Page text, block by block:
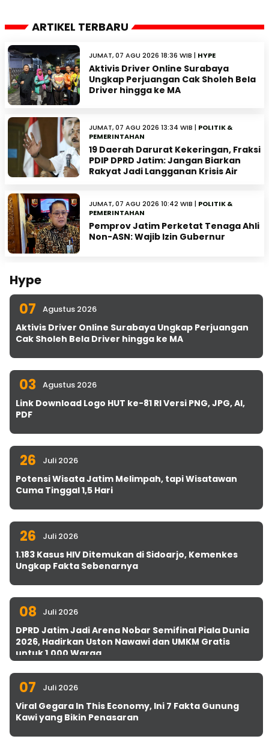
ARTIKEL TERBARU
JUMAT, 07 AGU 2026 18:36 WIB | HYPE
Aktivis Driver Online Surabaya
Ungkap Perjuangan Cak Sholeh Bela
Driver hingga ke MA
JUMAT, 07 AGU 2026 13:34 WIB | POLITIK &
PEMERINTAHAN
19 Daerah Darurat Kekeringan, Fraksi
PDIP DPRD Jatim: Jangan Biarkan
Rakyat Jadi Langganan Krisis Air
JUMAT, 07 AGU 2026 10:42 WIB | POLITIK &
PEMERINTAHAN
Pemprov Jatim Perketat Tenaga Ahli
Non-ASN: Wajib Izin Gubernur
Hype
07 Agustus 2026
Aktivis Driver Online Surabaya Ungkap Perjuangan
Cak Sholeh Bela Driver hingga ke MA
03 Agustus 2026
Link Download Logo HUT ke-81 RI Versi PNG, JPG, AI,
PDF
26 Juli 2026
Potensi Wisata Jatim Melimpah, tapi Wisatawan
Cuma Tinggal 1,5 Hari
26 Juli 2026
1.183 Kasus HIV Ditemukan di Sidoarjo, Kemenkes
Ungkap Fakta Sebenarnya
08 Juli 2026
DPRD Jatim Jadi Arena Nobar Semifinal Piala Dunia
2026, Hadirkan Uston Nawawi dan UMKM Gratis
untuk 1.000 Warga
07 Juli 2026
Viral Gegara In This Economy, Ini 7 Fakta Gunung
Kawi yang Bikin Penasaran